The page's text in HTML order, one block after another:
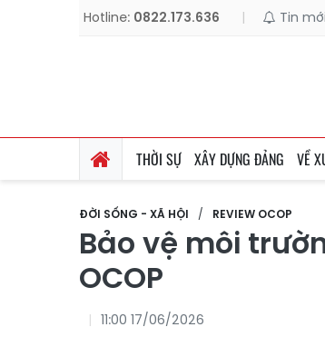
Hotline: 0822.173.636 | Tin mới
THỜI SỰ XÂY DỰNG ĐẢNG VỀ
ĐỜI SỐNG - XÃ HỘI REVIEW OCOP
Bảo vệ môi
OCOP
11:00 17/06/2026